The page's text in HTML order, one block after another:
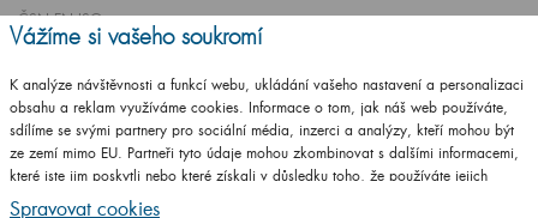
ČSN EN ISO
9001:2016
Vytvořilo studioCZECHGROUP.cz
Vážíme si vašeho soukromí
K analýze návštěvnosti a funkcí webu, ukládání vašeho nastavení a personalizaci
obsahu a reklam využíváme cookies. Informace o tom, jak náš web používáte,
sdílíme se svými partnery pro sociální média, inzerci a analýzy, kteří mohou být
ze zemí mimo EU. Partneři tyto údaje mohou zkombinovat s dalšími informacemi,
které jste jim poskytli nebo které získali v důsledku toho, že používáte jejich
služby.
Podrobné informace
Spravovat cookies